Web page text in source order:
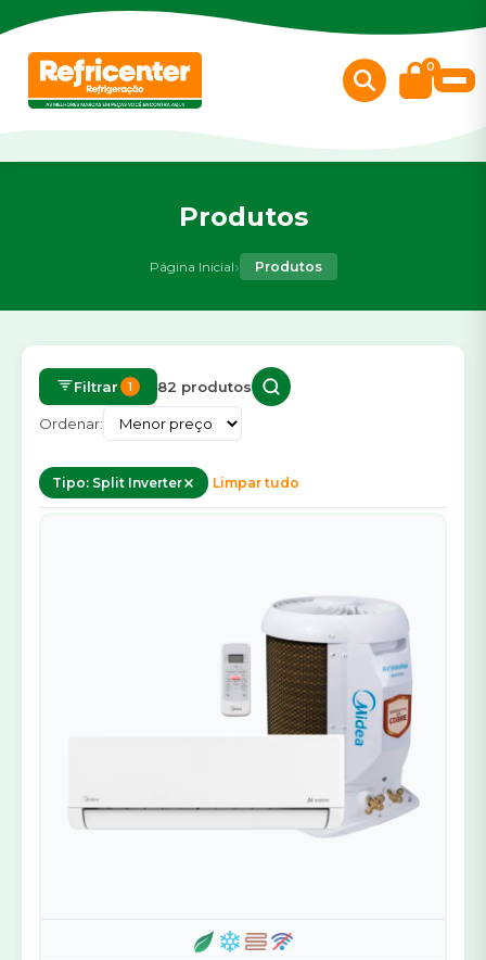
0
Produtos
Página Inicial› Produtos
Filtrar 1 82 produtos
Ordenar:
Tipo: Split Inverter Limpar tudo